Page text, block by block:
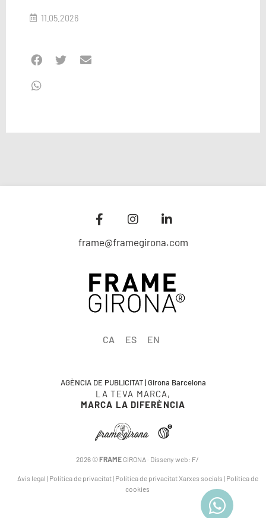
11.05.2026
frame@framegirona.com
CA ES EN
AGÈNCIA DE PUBLICITAT | Girona Barcelona
LA TEVA MARCA,
MARCA LA DIFERÈNCIA
2026 ©FRAME GIRONA · Disseny web: F/
Avís legal | Política de privacitat| Política de privacitat Xarxes socials | Política de
cookies